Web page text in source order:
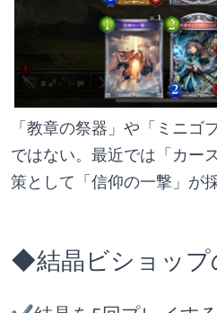
「教章の祭器」や「ミニゴ
ではない。最近では「カー
策として「信仰の一撃」が
◆結晶ビショップ